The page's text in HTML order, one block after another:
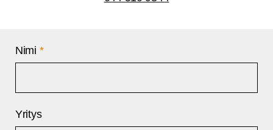
Nimi *
Yritys